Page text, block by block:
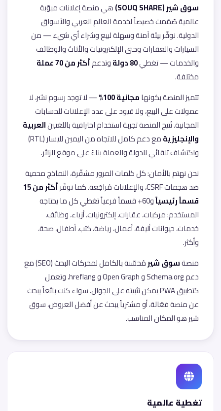
سوق شير (SOUQ SHARE)
هي منصة إعلانات مبوّبة
عالمية صُمّمت خصيصاً لخدمة العالم العربي والأسواق
الدولية. نوفّر بيئة آمنة وسهلة لبيع وشراء أي شيء — من
السيارات والعقارات وحتى الإلكترونيات والأثاث والوظائف
والخدمات — تغطي80 دولة وتدعمأكثر من 70 عملة
مختلفة.
تتميز المنصة بكونهامجانية 100%
— لا توجد رسوم نشر، لا
عمولات على البيع، ولا قيود على عدد الإعلانات للحسابات
المجانية. تُتيح المنصة تجربة استخدام احترافية باللغتينالعربية
والإنجليزية
مع دعم كامل للاتجاه من اليمين لليسار (RTL)
واكتشاف تلقائي للدولة والعملة بناءً على موقع الزائر.
نحن نهتم بالأمان: كل كلمات المرور مشفّرة، النماذج محمية
ضد هجمات CSRF، والإعلانات مُراجَعة. كما نوفّر
أكثر من 15
قسماً رئيسياً
و60+ قسماً فرعياً تغطي كل ما يحتاجه
المستخدم: مركبات، عقارات، إلكترونيات، أزياء، وظائف،
خدمات، حيوانات أليفة، أعمال، رياضة، كتب، أطفال، صحة،
وأكثر.
منصةسوق شير
مُحسّنة بالكامل لمحركات البحث (SEO) مع
دعم Schema.org و Open Graph و hreflang، وتعمل
كتطبيق PWA يمكن تثبيته على الجوال. سواء كنت بائعاً يبحث
عن منصة فعّالة، أو مشترياً يبحث عن أفضل العروض، سوق
شير هو المكان المناسب.
تغطية عالمية